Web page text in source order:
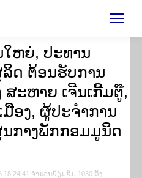
ຫຍ່, ປະທານ
ດ ຕ້ອນຮັບການ
ສະຫາຍ ເຈີນເກີ້ມຕູ໊,
ອງ, ຜູ້ປະຈໍາການ
ນກາງພັກກອມມູນິດ
18:24:41 ຈຳ​ນວນ​​ຢ້ຽມ​ຊົມ 1030 ຄັ້ງ